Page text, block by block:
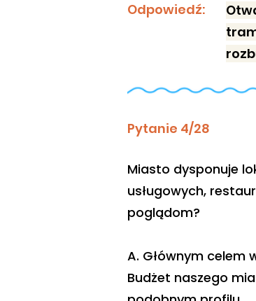
Odpowiedź:
Pytanie 4/28
Miasto dysponuje
usługowych,
poglądom?
A. Głównym celem
Budżet naszego